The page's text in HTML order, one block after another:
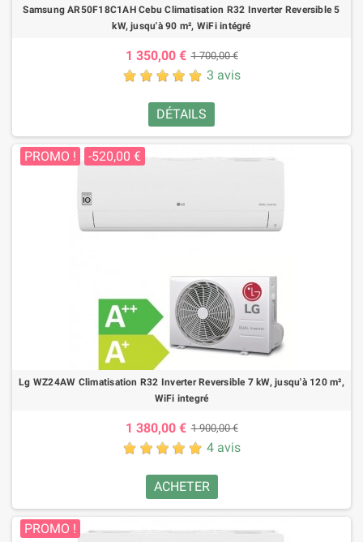
Samsung AR50F18C1AH Cebu Climatisation R32 Inverter Reversible 5
kW, jusqu'à 90 m², WiFi intégré
1 350,00 € 1 700,00 €
3 avis
DÉTAILS
PROMO ! -520,00 €
Lg WZ24AW Climatisation R32 Inverter Reversible 7 kW, jusqu'à 120 m²,
WiFi integré
1 380,00 € 1 900,00 €
4 avis
ACHETER
PROMO !